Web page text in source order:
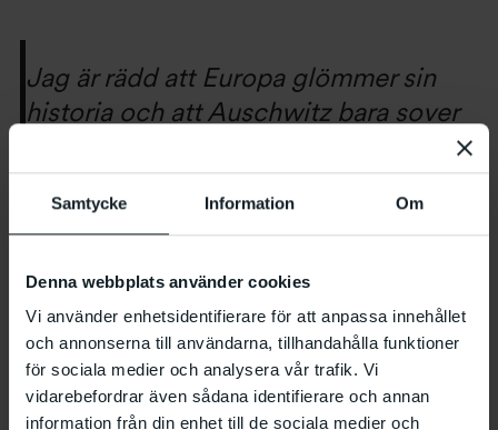
Samtycke Information Om
Denna webbplats använder cookies
Vi använder enhetsidentifierare för att anpassa innehållet
och annonserna till användarna, tillhandahålla funktioner
för sociala medier och analysera vår trafik. Vi
vidarebefordrar även sådana identifierare och annan
information från din enhet till de sociala medier och
Jag är rädd att Europa glömmer sin
historia och att Auschwitz bara sover
/Ceija Stojka
Öppna Malmö
Filmer